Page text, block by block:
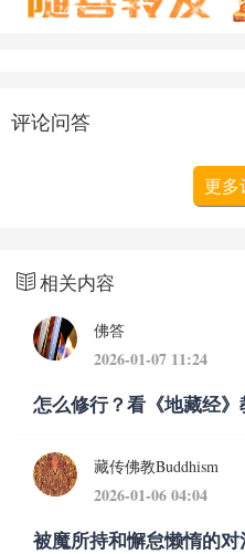
评论问答
更多
相关内容
佛答
2026-01-07 11:24
怎么修行？看《地藏经
藏传佛教Buddhism
2026-01-06 04:04
被魔所持和懈怠懒惰的